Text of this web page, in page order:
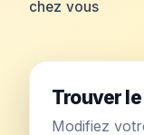
chez vous
Trouver
Modifiez